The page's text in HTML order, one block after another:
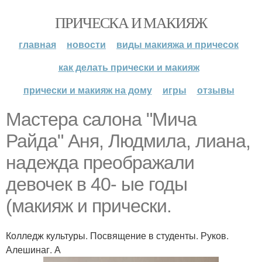
ПРИЧЕСКА И МАКИЯЖ
главная новости
виды макияжа и причесок
как делать прически и макияж
прически и макияж на дому
игры отзывы
Мастера салона "Мича
Райда" Аня, Людмила, лиана,
надежда преображали
девочек в 40- ые годы
(макияж и прически.
Колледж культуры. Посвящение в студенты. Руков.
Алешинаг. А